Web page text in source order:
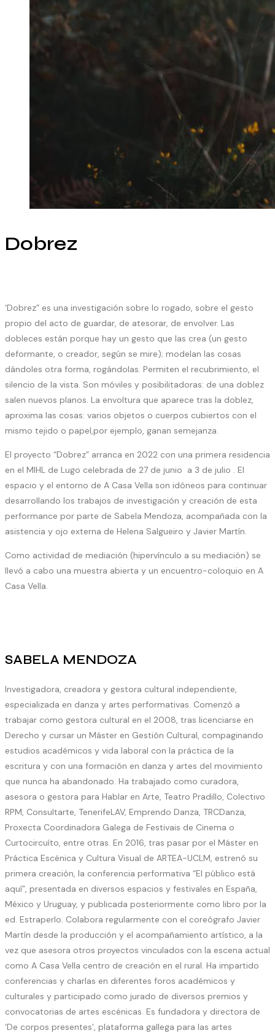
Dobrez
‘Dobrez” es una investigación sobre lo rogado, sobre el gesto
propio del acto de guardar, de atesorar, de envolver. Las
dobleces están porque hay un gesto que las crea (un gesto
deformante, o creador, según se mire); modelan las cosas
dándoles otra forma, rogándolas. Permiten el recubrimiento, el
silencio de la vista. Son móviles y posibilitadoras: de una doblez
salen nuevos planos. La envoltura que aparece tras la doblez,
aproxima las cosas: varios objetos o cuerpos cubiertos con el
mismo tejido o papel,por ejemplo, ganan semejanza.
El proyecto “Dobrez” arranca en 2022 con una primera residencia
en el MIHL de Lugo celebrada de 27 de junio a 3 de julio . El
espacio y el entorno de A Casa Vella son idóneos para continuar
desarrollando los trabajos de investigación y creación de esta
performance por parte de Sabela Mendoza, acompañada con la
asistencia y ojo externa de Helena Salgueiro y Javier Martín.
Como actividad de mediación (hipervínculo a su mediación) se
llevó a cabo una muestra abierta y un encuentro-coloquio en A
Casa Vella.
SABELA MENDOZA
Investigadora, creadora y gestora cultural independiente,
especializada en danza y artes performativas. Comenzó a
trabajar como gestora cultural en el 2008, tras licenciarse en
Derecho y cursar un Máster en Gestión Cultural, compaginando
estudios académicos y vida laboral con la práctica de la
escritura y con una formación en danza y artes del movimiento
que nunca ha abandonado. Ha trabajado como curadora,
asesora o gestora para Hablar en Arte, Teatro Pradillo, Colectivo
RPM, Consultarte, TenerifeLAV, Emprendo Danza, TRCDanza,
Proxecta Coordinadora Galega de Festivais de Cinema o
Curtocircuíto, entre otras. En 2016, tras pasar por el Máster en
Práctica Escénica y Cultura Visual de ARTEA-UCLM, estrenó su
primera creación, la conferencia performativa “El público está
aquí”, presentada en diversos espacios y festivales en España,
México y Uruguay, y publicada posteriormente como libro por la
ed. Estraperlo. Colabora regularmente con el coreógrafo Javier
Martín desde la producción y el acompañamiento artístico, a la
vez que asesora otros proyectos vinculados con la escena actual
como A Casa Vella centro de creación en el rural. Ha impartido
conferencias y charlas en diferentes foros académicos y
culturales y participado como jurado de diversos premios y
convocatorias de artes escénicas. Es fundadora y directora de
‘De corpos presentes’, plataforma gallega para las artes